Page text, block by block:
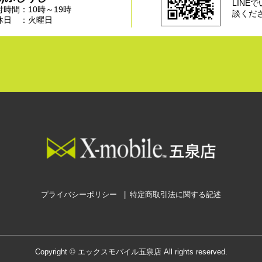
時間：10時～19時
日 ：火曜日
LINE
談くだ
プライバシーポリシー 特定商取引法に関する記述
Copyright © エックスモバイル五泉店 All rights reserved.